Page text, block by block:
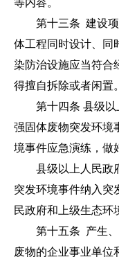
等内容。
第十三条 建设
体工程同时设计、同
染防治设施应当符合
得擅自拆除或者闲置。
第十四条 县级以
强固体废物突发环境
境事件应急演练，做
县级以上人民政
突发环境事件纳入突
民政府和上级生态环
第十五条 产生
废物的企业事业单位